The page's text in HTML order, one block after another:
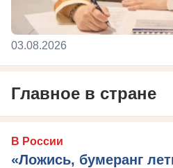
03.08.2026
Главное в стране
В России
«Ложись, бумеранг